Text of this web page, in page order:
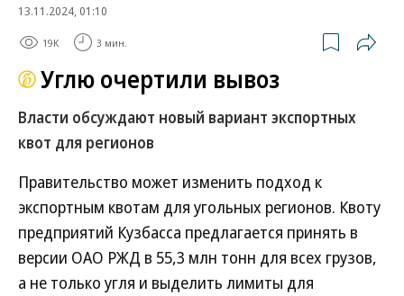
13.11.2024, 01:10
19K 3 мин.
Углю очертили вывоз
Власти обсуждают новый вариант экспортных
квот для регионов
Правительство может изменить подход к
экспортным квотам для угольных регионов. Квоту
предприятий Кузбасса предлагается принять в
версии ОАО РЖД в 55,3 млн тонн для всех грузов,
а не только угля и выделить лимиты для